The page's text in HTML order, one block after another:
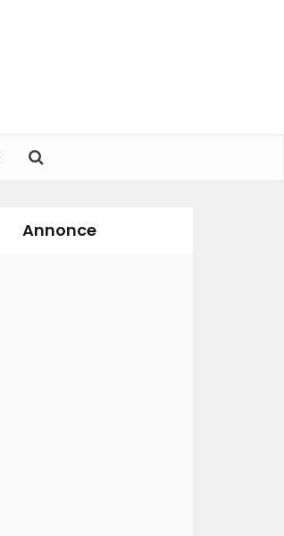
Annonce